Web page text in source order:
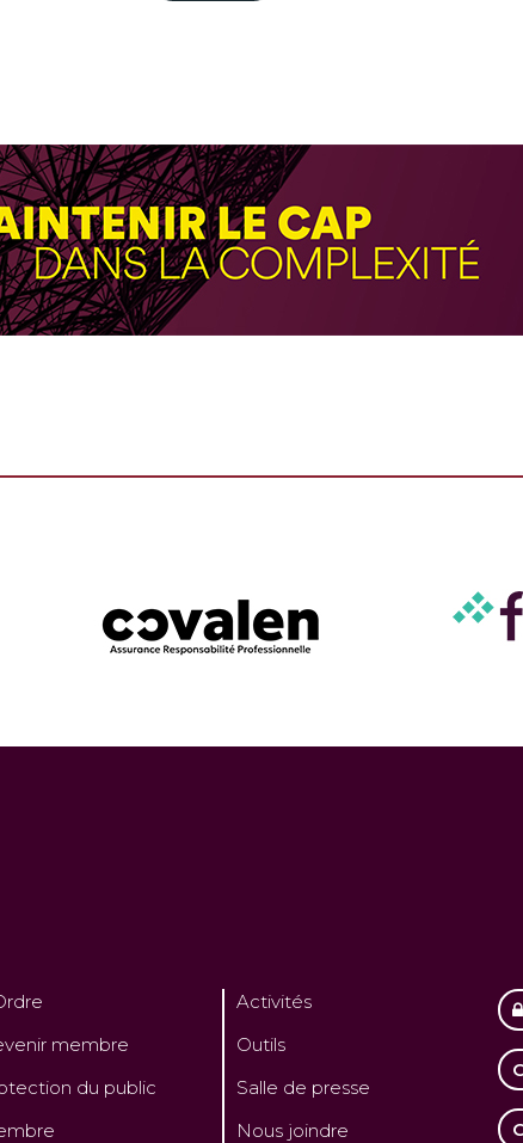
membre
du public
Activités
Outils
Salle de presse
Nous joindre